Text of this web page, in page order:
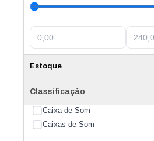
Estoque
Classificação
Caixa de Som
Caixas de Som